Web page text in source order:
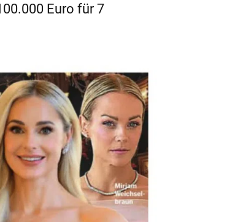
Euro für 7